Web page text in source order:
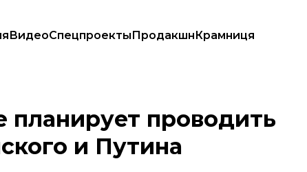
ВидеоСпецпроектыПродакшнКрамниця
и Путина
планирует проводить
и Путина